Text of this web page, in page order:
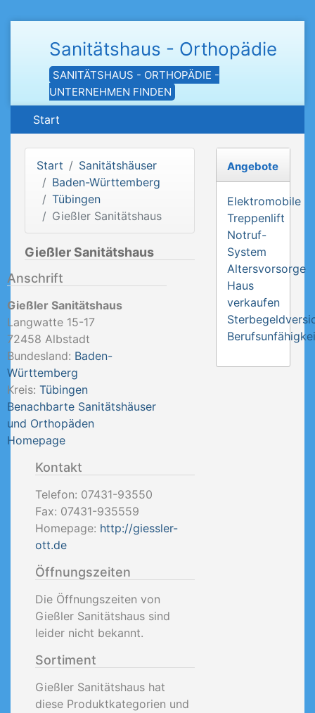
Sanitätshaus - Orthopädie
SANITÄTSHAUS - ORTHOPÄDIE -
UNTERNEHMEN FINDEN
Start
Start
Sanitätshäuser
Baden-Württemberg
Tübingen
Gießler Sanitätshaus
Gießler Sanitätshaus
Anschrift
Gießler Sanitätshaus
Langwatte 15-17
72458 Albstadt
Bundesland: Baden-
Württemberg
Kreis: Tübingen
Benachbarte Sanitätshäuser
und Orthopäden
Homepage
Kontakt
Telefon: 07431-93550
Fax: 07431-935559
Homepage: http://giessler-
ott.de
Öffnungszeiten
Die Öffnungszeiten von
Gießler Sanitätshaus sind
leider nicht bekannt.
Sortiment
Gießler Sanitätshaus hat
diese Produktkategorien und
Angebote
Elektromobile
Treppenlift
Notruf-
System
Altersvorsorge
Haus
verkaufen